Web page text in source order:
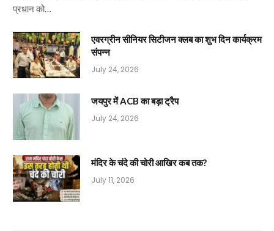
प्रधान को…
एवरग्रीन सीनियर सिटीजन क्लब का शुभ दिन कार्यक्रम
संपन्न
July 24, 2026
जयपुर में ACB का बड़ा ट्रैप
July 24, 2026
मंदिर के चंदे की चोरी आखिर कब तक?
July 11, 2026